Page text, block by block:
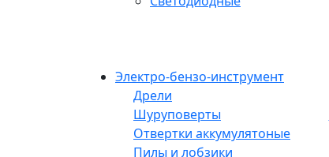
Электро-бензо-инструмент
Дрели
Шуруповерты
Отвертки аккумулятоные
Пилы и лобзики